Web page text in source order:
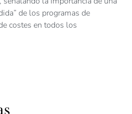
de los programas de
costes en todos los